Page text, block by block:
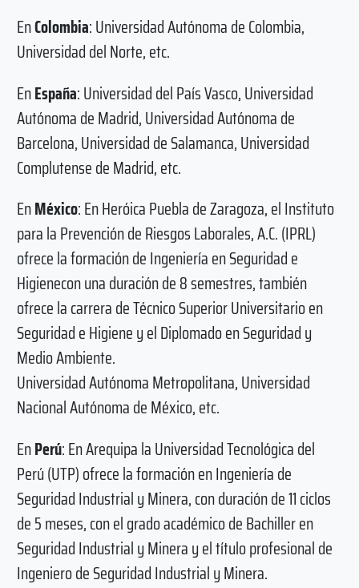
EnColombia: Universidad Autónoma de Colombia,
Universidad del Norte, etc.
EnEspaña: Universidad del País Vasco, Universidad
Autónoma de Madrid, Universidad Autónoma de
Barcelona, Universidad de Salamanca, Universidad
Complutense de Madrid, etc.
EnMéxico: En Heróica Puebla de Zaragoza, el Instituto
para la Prevención de Riesgos Laborales, A.C. (IPRL)
ofrece la formación de Ingeniería en Seguridad e
Higienecon una duración de 8 semestres, también
ofrece la carrera de Técnico Superior Universitario en
Seguridad e Higiene y el Diplomado en Seguridad y
Medio Ambiente.
Universidad Autónoma Metropolitana, Universidad
Nacional Autónoma de México, etc.
EnPerú: En Arequipa la Universidad Tecnológica del
Perú (UTP) ofrece la formación en Ingeniería de
Seguridad Industrial y Minera, con duración de 11 ciclos
de 5 meses, con el grado académico de Bachiller en
Seguridad Industrial y Minera y el título profesional de
Ingeniero de Seguridad Industrial y Minera.